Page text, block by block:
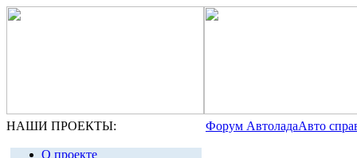
НАШИ ПРОЕКТЫ: Форум АвтоладаАвто
О проекте